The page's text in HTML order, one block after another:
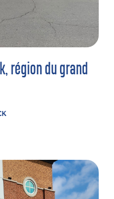
région du grand